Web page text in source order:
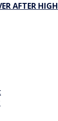
AFTER HIGH